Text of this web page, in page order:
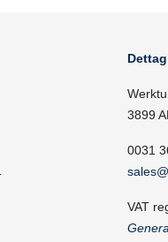
3899
0031
VAT